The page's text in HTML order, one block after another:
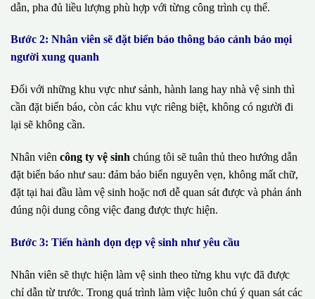
dẫn, pha đủ liều lượng phù hợp với từng công trình cụ thể.
Bước 2: Nhân viên sẽ đặt biển báo thông báo cảnh báo mọi
người xung quanh
Đối với những khu vực như sảnh, hành lang hay nhà vệ sinh thì
cần đặt biển báo, còn các khu vực riêng biệt, không có người đi
lại sẽ không cần.
Nhân viên công ty vệ sinh chúng tôi sẽ tuân thủ theo hướng dẫn
đặt biển báo như sau: đảm bảo biển nguyên vẹn, không mất chữ,
đặt tại hai đầu làm vệ sinh hoặc nơi dễ quan sát được và phản ánh
đúng nội dung công việc đang được thực hiện.
Bước 3: Tiến hành dọn dẹp vệ sinh như yêu cầu
Nhân viên sẽ thực hiện làm vệ sinh theo từng khu vực đã được
chỉ dẫn từ trước. Trong quá trình làm việc luôn chú ý quan sát các